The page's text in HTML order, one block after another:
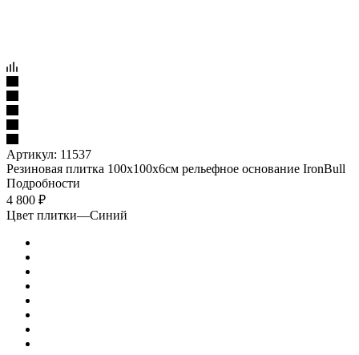
Артикул: 11537
Резиновая плитка 100х100х6см рельефное основание IronBull
Подробности
4 800 ₽
Цвет плитки—Синий